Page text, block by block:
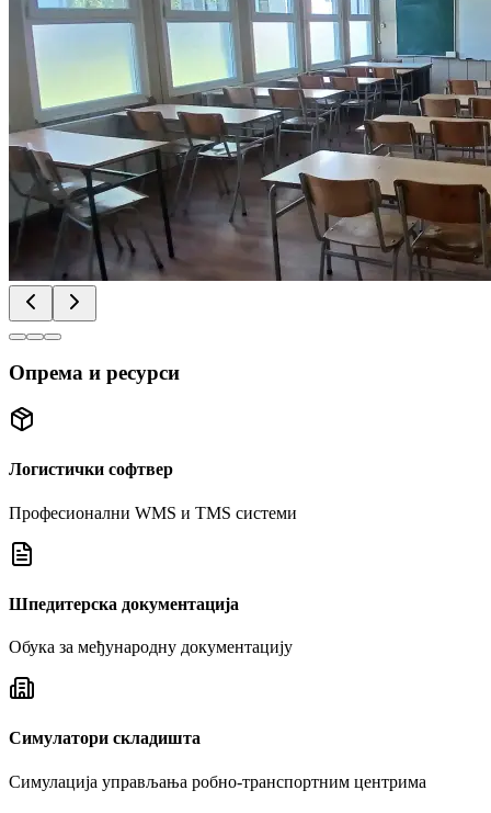
Опрема и ресурси
Логистички софтвер
Професионални WMS и TMS системи
Шпедитерска документација
Обука за међународну документацију
Симулатори складишта
Симулација управљања робно-транспортним центрима